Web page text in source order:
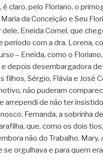
é claro, pelo Floriano, o
da Conceição e Seu
dele, Eneida Cornel, que
período com a dra. Lorena,
– Eneida, como o
e depois desembargadora de
filhos, Sérgio, Flávia e José
não puderam
arrependi de não ter
Fernanda, a sobrinha
que, como os dois
não do Trabalho. Mary,
se orgulhava e para quem